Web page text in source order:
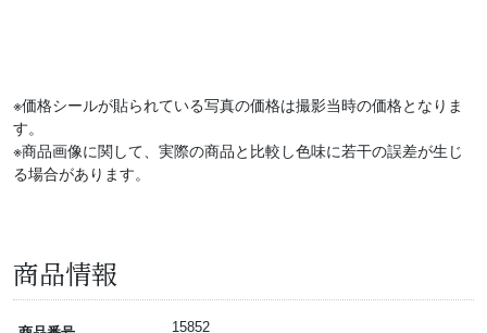
※価格シールが貼られている写真の価格は撮影当時の価格となりま
す。
※商品画像に関して、実際の商品と比較し色味に若干の誤差が生じ
る場合があります。
商品情報
15852